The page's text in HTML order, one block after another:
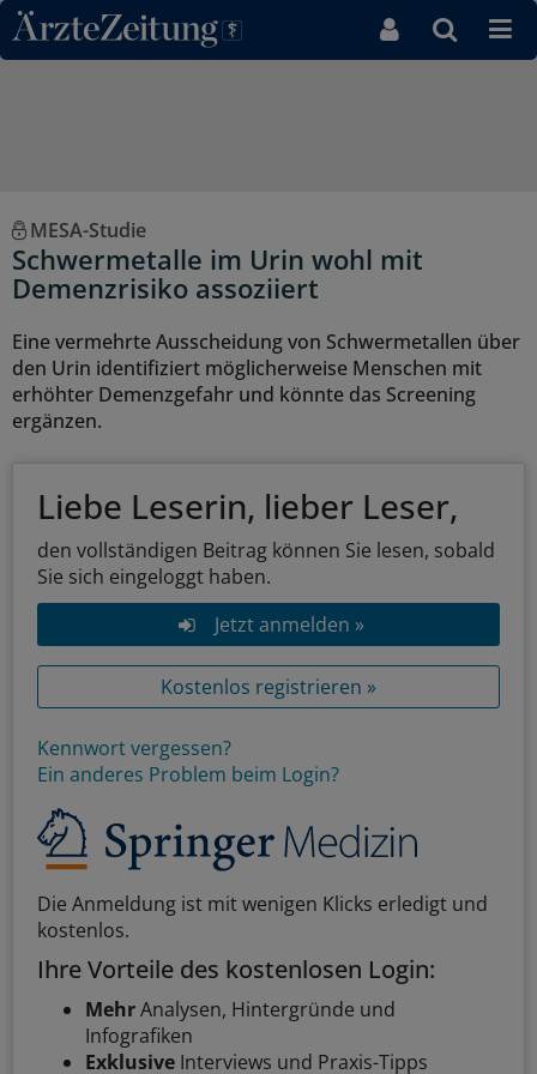
Direkt zum Inhaltsbereich
MESA-Studie
Schwermetalle im Urin wohl mit
Demenzrisiko assoziiert
Eine vermehrte Ausscheidung von Schwermetallen über
den Urin identifiziert möglicherweise Menschen mit
erhöhter Demenzgefahr und könnte das Screening
ergänzen.
Liebe Leserin, lieber Leser,
den vollständigen Beitrag können Sie lesen, sobald
Sie sich eingeloggt haben.
Jetzt anmelden »
Kostenlos registrieren »
Kennwort vergessen?
Ein anderes Problem beim Login?
Die Anmeldung ist mit wenigen Klicks erledigt und
kostenlos.
Ihre Vorteile des kostenlosen Login:
MehrAnalysen, Hintergründe und
Infografiken
Exklusive Interviews und Praxis-Tipps